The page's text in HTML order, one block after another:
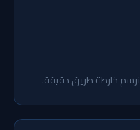
خارطة طريق دقيقة.